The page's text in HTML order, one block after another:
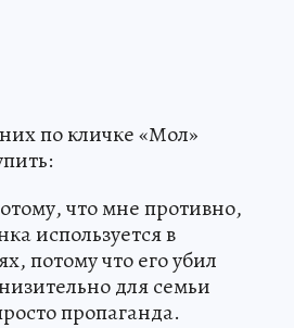
по кличке «Мол»
что мне противно,
используется в
потому что его убил
для семьи
пропаганда.